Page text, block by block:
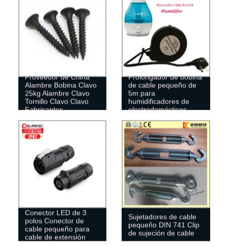
Proveedor de China
Alambre Bobina Clavo
25kg Alambre Clavo
Tornillo Clavo Clavo
Fabricantes
Prolongador de bobina
de cable pequeño de
5m para
humidificadores de
electrodomésticos.
Conector LED de 3
polos Conector de
cable pequeño para
cable de extensión
Sujetadores de cable
pequeño DIN 741 Clip
de sujeción de cable